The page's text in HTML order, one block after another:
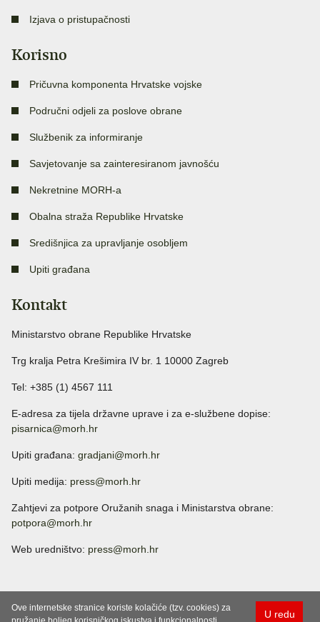
Izjava o pristupačnosti
Korisno
Pričuvna komponenta Hrvatske vojske
Područni odjeli za poslove obrane
Službenik za informiranje
Savjetovanje sa zainteresiranom javnošću
Nekretnine MORH-a
Obalna straža Republike Hrvatske
Središnjica za upravljanje osobljem
Upiti građana
Kontakt
Ministarstvo obrane Republike Hrvatske
Trg kralja Petra Krešimira IV br. 1 10000 Zagreb
Tel: +385 (1) 4567 111
E-adresa za tijela državne uprave i za e-službene dopise:
pisarnica@morh.hr
Upiti građana: gradjani@morh.hr
Upiti medija: press@morh.hr
Zahtjevi za potpore Oružanih snaga i Ministarstva obrane:
potpora@morh.hr
Web uredništvo: press@morh.hr
U redu
Ove internetske stranice koriste kolačiće (tzv. cookies) za